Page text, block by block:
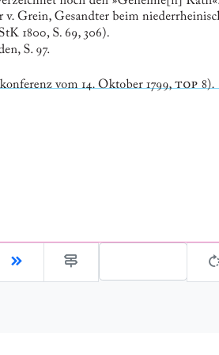
Gehe zu Seite: